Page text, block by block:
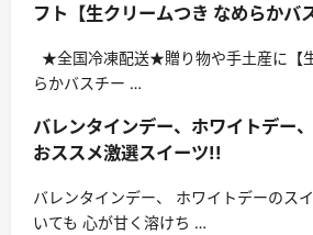
フト【生クリームつき なめらかバ
★全国冷凍配送★贈り物や手土産に【
らかバスチー …
バレンタインデー、ホワイトデー
おススメ激選スイーツ!!
バレンタインデー、 ホワイトデーのス
いても 心が甘く溶けち …